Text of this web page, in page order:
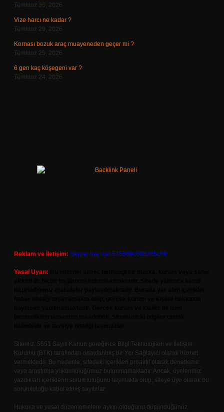
Temmuz 30, 2026
Vize harcı ne kadar ?
Temmuz 29, 2026
Kornası bozuk araç muayeneden geçer mi ?
Temmuz 25, 2026
6 gen kaç köşegeni var ?
Temmuz 24, 2026
Reklam ve İletişim: Skype: live:.cid.575569c608265c69
Yasal Uyarı:
Sitemiz, 5651 Sayılı Kanun gereğince Bilgi Teknolojileri ve İletişim
Kurumu (BTK) tarafından onaylanmış bir Yer Sağlayıcı olarak hizmet
vermektedir. Bu nedenle, sitedeki içerikleri proaktif olarak denetleme
veya araştırma yükümlülüğümüz bulunmamaktadır. Ancak, üyelerimiz
yazdıkları içeriklerin sorumluluğunu taşımakta olup, siteye üye olarak bu
sorumluluğu kabul etmiş sayılırlar.
Hukuka ve yasal düzenlemelere aykırı olduğunu düşündüğünüz